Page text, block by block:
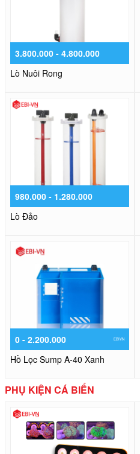
3.800.000 - 4.800.000
Lò Nuôi Rong
980.000 - 1.280.000
Lò Đảo
0 - 2.200.000 EBIVN
Hồ Lọc Sump A-40 Xanh
PHỤ KIỆN CÁ BIỂN